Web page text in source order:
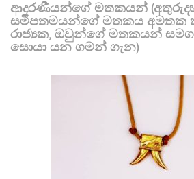
ආදරණීයන්ගේ මතකයන්
සමීපතමයන්ගේ මතකය අමතක
රාජ්‍යක, ඔවුන්ගේ මතකයන්
සොයා යන ගමන් ගැන)